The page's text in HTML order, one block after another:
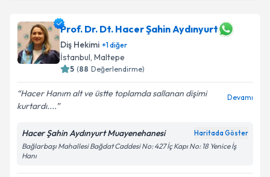
Prof. Dr. Dt. Hacer Şahin Aydınyurt
Diş Hekimi +1diğer
İstanbul, Maltepe
5 (88 Değerlendirme)
Hacer Hanım alt ve üstte toplamda sallanan dişimi
kurtardı....
Devamı
Hacer Şahin Aydınyurt Muayenehanesi Haritada Göster
Bağlarbaşı Mahallesi Bağdat Caddesi No: 427 İç Kapı No: 18 Yenice İş
Hanı